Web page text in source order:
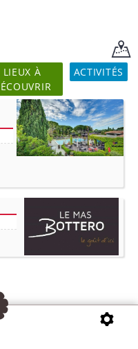
LIEUX À
ACTIVITÉS